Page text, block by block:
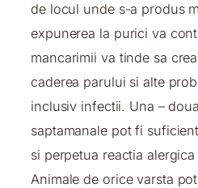
de locul unde s-a produs
expunerea la purici va
mancarimii va tinde sa
caderea parului si alte
inclusiv infectii. Una –
saptamanale pot fi
si perpetua reactia
Animale de orice varsta